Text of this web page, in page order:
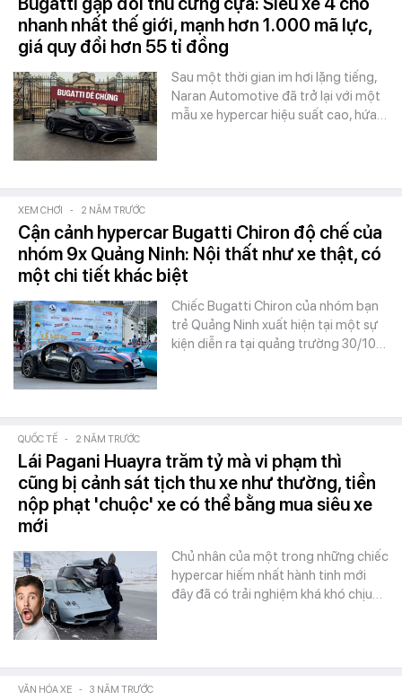
nhanh nhất thế giới, mạnh hơn 1.000 mã lực,
giá quy đổi hơn 55 tỉ đồng
Sau một thời gian im hơi lặng tiếng,
Naran Automotive đã trở lại với một
mẫu xe hypercar hiệu suất cao, hứa…
XEM CHƠI - 2 NĂM TRƯỚC
Cận cảnh hypercar Bugatti Chiron độ chế của
nhóm 9x Quảng Ninh: Nội thất như xe thật, có
một chi tiết khác biệt
Chiếc Bugatti Chiron của nhóm bạn
trẻ Quảng Ninh xuất hiện tại một sự
kiện diễn ra tại quảng trường 30/10…
QUỐC TẾ - 2 NĂM TRƯỚC
Lái Pagani Huayra trăm tỷ mà vi phạm thì
cũng bị cảnh sát tịch thu xe như thường, tiền
nộp phạt 'chuộc' xe có thể bằng mua siêu xe
mới
Chủ nhân của một trong những chiếc
hypercar hiếm nhất hành tinh mới
đây đã có trải nghiệm khá khó chịu…
VĂN HÓA XE - 3 NĂM TRƯỚC